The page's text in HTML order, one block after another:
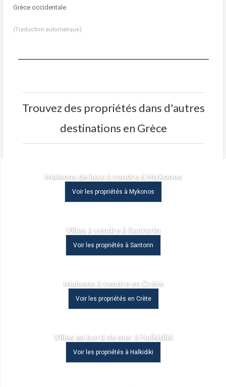
Grèce occidentale.
(Traduction automatique)
Trouvez des propriétés dans d'autres
destinations en Grèce
Maisons de luxe à vendre à Mykonos
Voir les propriétés à Mykonos
Villas à vendre à Santorin
Voir les propriétés à Santorin
Maisons à vendre en Crète
Voir les propriétés en Crète
Villas en bord de mer à Halkidiki
Voir les propriétés à Halkidiki